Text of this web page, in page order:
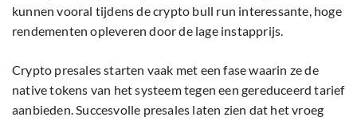
kunnen vooral tijdens de crypto bull run interessante, hoge
rendementen opleveren door de lage instapprijs.
Crypto presales starten vaak met een fase waarin ze de
native tokens van het systeem tegen een gereduceerd tarief
aanbieden. Succesvolle presales laten zien dat het vroeg